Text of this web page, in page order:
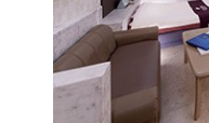
白を基調としたモ